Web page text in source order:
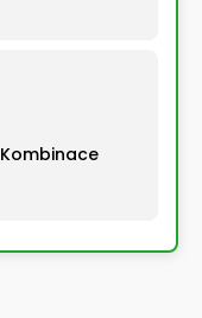
Kombinace